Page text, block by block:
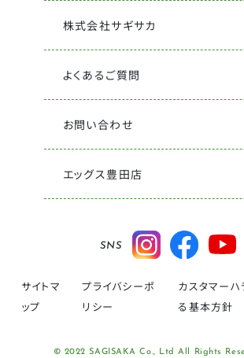
株式会社サギサカ
よくあるご質問
お問い合わせ
エッグス豊田店
SNS
サイトマ
ップ
プライバシーポ
リシー
カスタマーハ
る基本方針
© 2022 SAGISAKA Co., Ltd All Rights